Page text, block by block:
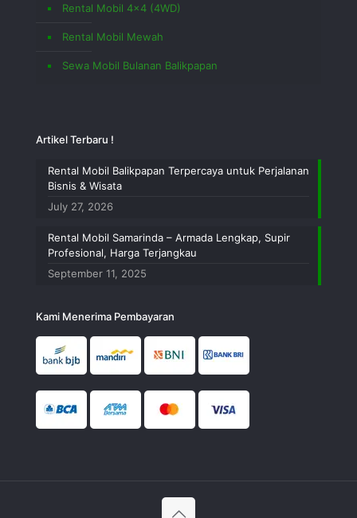
Rental Mobil 4×4 (4WD)
Rental Mobil Mewah
Sewa Mobil Bulanan Balikpapan
Artikel Terbaru !
Rental Mobil Balikpapan Terpercaya untuk Perjalanan
Bisnis & Wisata
July 27, 2026
Rental Mobil Samarinda – Armada Lengkap, Supir
Profesional, Harga Terjangkau
September 11, 2025
Kami Menerima Pembayaran